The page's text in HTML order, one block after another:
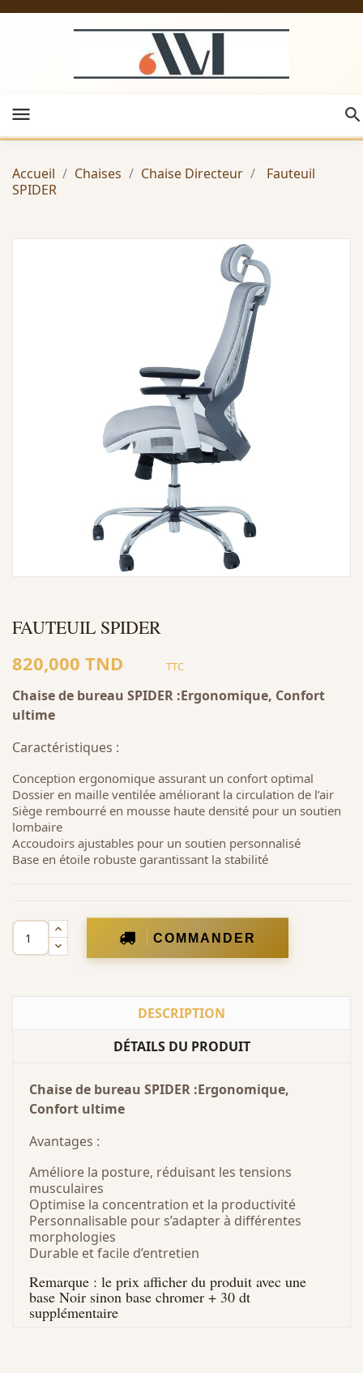
menu
Accueil Chaises Chaise Directeur
Fauteuil
SPIDER
FAUTEUIL SPIDER
820,000 TND TTC
Chaise de bureau SPIDER :Ergonomique, Confort
ultime
Caractéristiques :
Conception ergonomique assurant un confort optimal
Dossier en maille ventilée améliorant la circulation de l’air
Siège rembourré en mousse haute densité pour un soutien
lombaire
Accoudoirs ajustables pour un soutien personnalisé
Base en étoile robuste garantissant la stabilité
COMMANDER
DESCRIPTION
DÉTAILS DU PRODUIT
Chaise de bureau SPIDER :Ergonomique,
Confort ultime
Avantages :
Améliore la posture, réduisant les tensions
musculaires
Optimise la concentration et la productivité
Personnalisable pour s’adapter à différentes
morphologies
Durable et facile d’entretien
Remarque : le prix afficher du produit avec une
base Noir sinon base chromer + 30 dt
supplémentaire